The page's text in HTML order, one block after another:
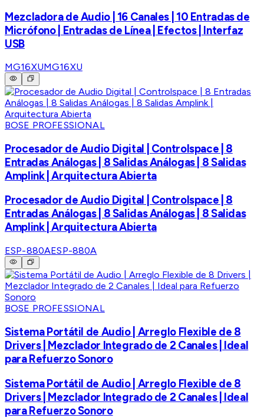
Mezcladora de Audio | 16 Canales | 10 Entradas de
Micrófono | Entradas de Línea | Efectos | Interfaz
USB
MG16XUMG16XU
BOSE PROFESSIONAL
Procesador de Audio Digital | Controlspace | 8
Entradas Análogas | 8 Salidas Análogas | 8 Salidas
Amplink | Arquitectura Abierta
Procesador de Audio Digital | Controlspace | 8
Entradas Análogas | 8 Salidas Análogas | 8 Salidas
Amplink | Arquitectura Abierta
ESP-880AESP-880A
BOSE PROFESSIONAL
Sistema Portátil de Audio | Arreglo Flexible de 8
Drivers | Mezclador Integrado de 2 Canales | Ideal
para Refuerzo Sonoro
Sistema Portátil de Audio | Arreglo Flexible de 8
Drivers | Mezclador Integrado de 2 Canales | Ideal
para Refuerzo Sonoro